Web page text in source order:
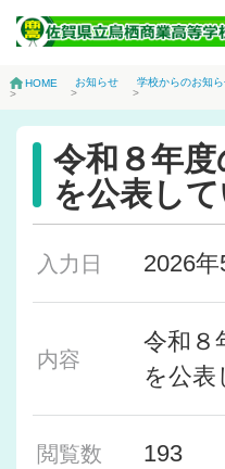
HOME
>
お知らせ
>
学校からのお知
>
令和８年
を公表して
入力日 2026年
内容
令和８
を公表
閲覧数 193